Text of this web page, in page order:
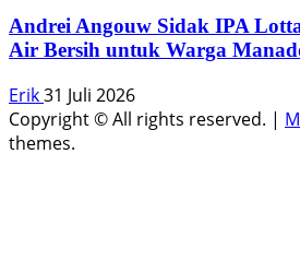
Andrei Angouw Sidak IPA
Air Bersih untuk Warga
Erik31 Juli 2026
Copyright © All rights reserved. |
themes.